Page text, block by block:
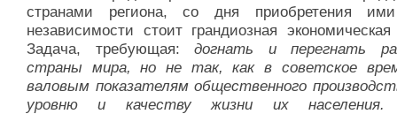
странами региона, со дня приобретения
независимости стоит грандиозная
Задача, требующая:догнать и перегнать
страны мира, но не так, как в советское
валовым показателям общественного
уровню и качеству жизни их населения.